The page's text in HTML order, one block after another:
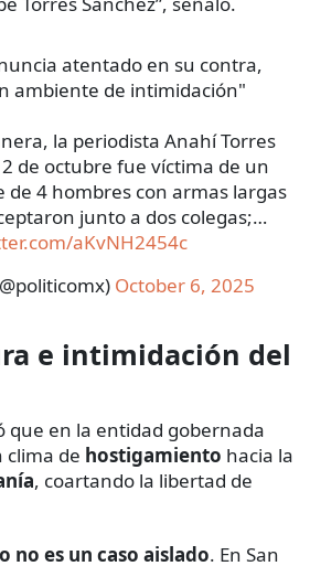
atentado en su contra,
ambiente de intimidación"
la periodista Anahí Torres
de octubre fue víctima de un
4 hombres con armas largas
junto a dos colegas;…
aKvNH2454c
October 6, 2025
e intimidación del
que en la entidad gobernada
clima de hostigamiento hacia la
, coartando la libertad de
no es un caso aislado. En San